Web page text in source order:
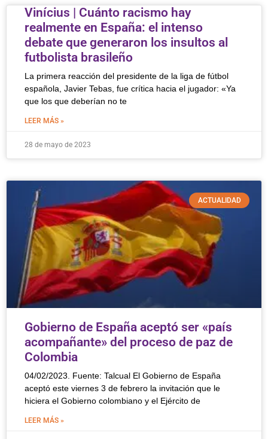
Vinícius | Cuánto racismo hay
realmente en España: el intenso
debate que generaron los insultos al
futbolista brasileño
La primera reacción del presidente de la liga de fútbol
española, Javier Tebas, fue crítica hacia el jugador: «Ya
que los que deberían no te
LEER MÁS »
28 de mayo de 2023
ACTUALIDAD
Gobierno de España aceptó ser «país
acompañante» del proceso de paz de
Colombia
04/02/2023. Fuente: Talcual El Gobierno de España
aceptó este viernes 3 de febrero la invitación que le
hiciera el Gobierno colombiano y el Ejército de
LEER MÁS »